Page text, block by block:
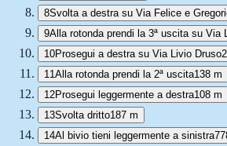
8Svolta a destra su Via Felice e
9Alla rotonda prendi la 3ª uscita su Via
10Prosegui a destra su Via Livio Druso
11Alla rotonda prendi la 2ª uscita138 m
12Prosegui leggermente a destra108 m
13Svolta dritto187 m
14Al bivio tieni leggermente a sinistra